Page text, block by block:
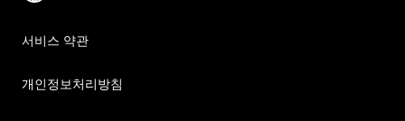
서비스 약관
개인정보처리방침